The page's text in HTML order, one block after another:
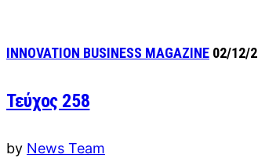
INNOVATION BUSINESS MAGAZINE 02/12/
Τεύχος 258
by News Team